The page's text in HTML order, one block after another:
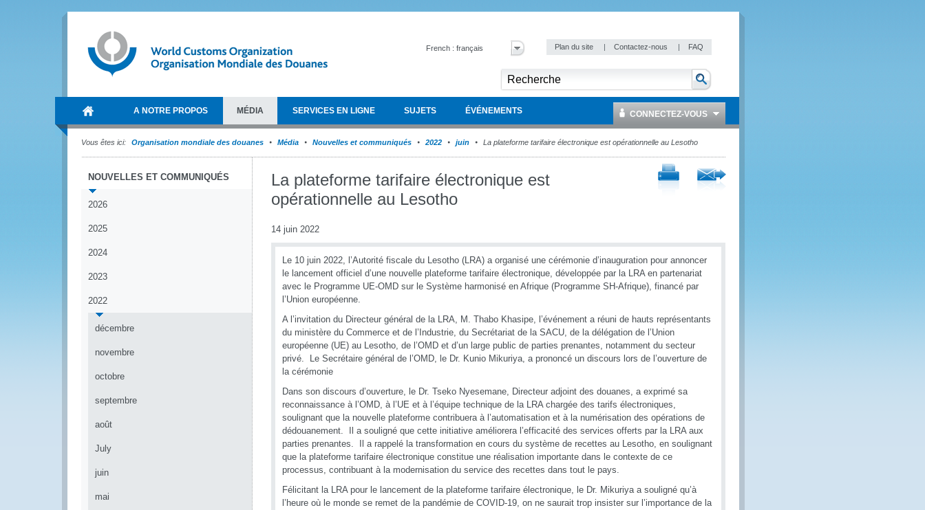
French : français Plan du site | Contactez-nous | FAQ
A NOTRE PROPOS MÉDIA SERVICES EN LIGNE SUJETS ÉVÉNEMENTS CONNECTEZ-VOUS
Vous êtes ici: Organisation mondiale des douanes Média Nouvelles et communiqués 2022 juin La plateforme tarifaire électronique est opérationnelle au Lesotho
NOUVELLES ET COMMUNIQUÉS
2026
2025
2024
2023
2022
décembre
novembre
octobre
septembre
août
July
juin
mai
La plateforme tarifaire électronique est
opérationnelle au Lesotho
14 juin 2022
Le 10 juin 2022, l’Autorité fiscale du Lesotho (LRA) a organisé une cérémonie d’inauguration pour annoncer
le lancement officiel d’une nouvelle plateforme tarifaire électronique, développée par la LRA en partenariat
avec le Programme UE-OMD sur le Système harmonisé en Afrique (Programme SH-Afrique), financé par
l’Union européenne.
A l’invitation du Directeur général de la LRA, M. Thabo Khasipe, l’événement a réuni de hauts représentants
du ministère du Commerce et de l’Industrie, du Secrétariat de la SACU, de la délégation de l’Union
européenne (UE) au Lesotho, de l’OMD et d’un large public de parties prenantes, notamment du secteur
privé. Le Secrétaire général de l’OMD, le Dr. Kunio Mikuriya, a prononcé un discours lors de l’ouverture de
la cérémonie
Dans son discours d’ouverture, le Dr. Tseko Nyesemane, Directeur adjoint des douanes, a exprimé sa
reconnaissance à l’OMD, à l’UE et à l’équipe technique de la LRA chargée des tarifs électroniques,
soulignant que la nouvelle plateforme contribuera à l’automatisation et à la numérisation des opérations de
dédouanement. Il a souligné que cette initiative améliorera l’efficacité des services offerts par la LRA aux
parties prenantes. Il a rappelé la transformation en cours du système de recettes au Lesotho, en soulignant
que la plateforme tarifaire électronique constitue une réalisation importante dans le contexte de ce
processus, contribuant à la modernisation du service des recettes dans tout le pays.
Félicitant la LRA pour le lancement de la plateforme tarifaire électronique, le Dr. Mikuriya a souligné qu’à
l’heure où le monde se remet de la pandémie de COVID-19, on ne saurait trop insister sur l’importance de la